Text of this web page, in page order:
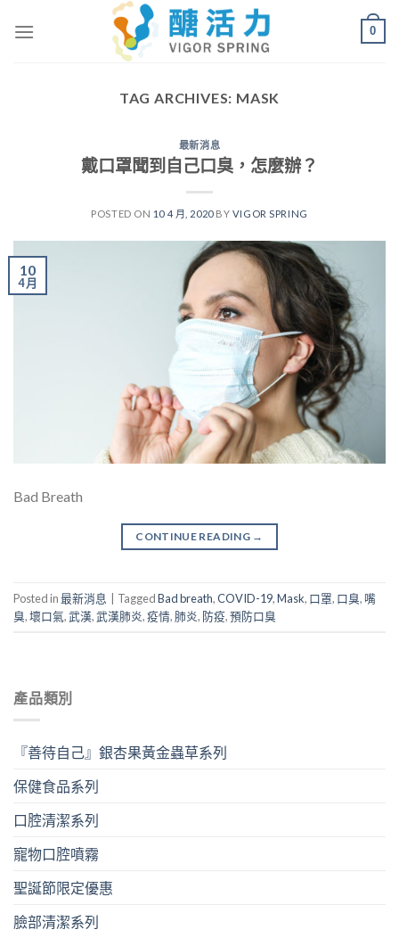
0
TAG ARCHIVES: MASK
最新消息
戴口罩聞到自己口臭，怎麼辦？
POSTED ON 10 4 月, 2020BY VIGOR SPRING
10
4 月
Bad Breath
CONTINUE READING →
Posted in最新消息 TaggedBad breath,COVID-19,Mask, 口罩, 口臭, 嘴
臭,壞口氣,武漢,武漢肺炎,疫情, 肺炎, 防疫,預防口臭
產品類別
『善待自己』銀杏果黃金蟲草系列
保健食品系列
口腔清潔系列
寵物口腔噴霧
聖誕節限定優惠
臉部清潔系列